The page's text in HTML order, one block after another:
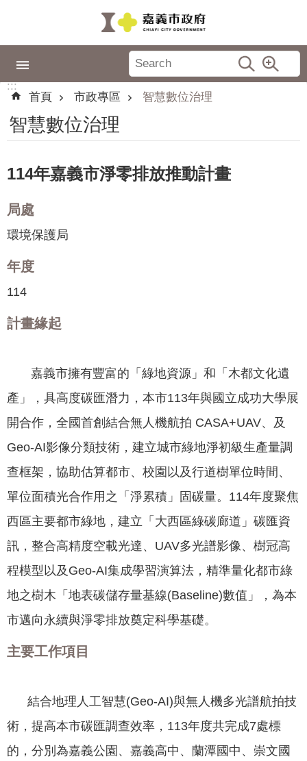
政
專
區
城
品
牌
認
識
義
新
告
機
關
網
站
民
服
務
聯
我
們
群
政
:::
首頁
市政專區 智慧數位治理
智慧數位治理
114年嘉義市淨零排放推動計畫
局處
環境保護局
年度
114
計畫緣起
嘉義市擁有豐富的「綠地資源」和「木都文化遺
產」，具高度碳匯潛力，本市113年與國立成功大學展
開合作，全國首創結合無人機航拍 CASA+UAV、及
Geo-AI影像分類技術，建立城市綠地淨初級生產量調
查框架，協助估算都市、校園以及行道樹單位時間、
單位面積光合作用之「淨累積」固碳量。114年度聚焦
西區主要都市綠地，建立「大西區綠碳廊道」碳匯資
訊，整合高精度空載光達、UAV多光譜影像、樹冠高
程模型以及Geo-AI集成學習演算法，精準量化都市綠
地之樹木「地表碳儲存量基線(Baseline)數值」，為本
市邁向永續與淨零排放奠定科學基礎。
主要工作項目
結合地理人工智慧(Geo-AI)與無人機多光譜航拍技
術，提高本市碳匯調查效率，113年度共完成7處標
的，分別為嘉義公園、嘉義高中、蘭潭國中、崇文國